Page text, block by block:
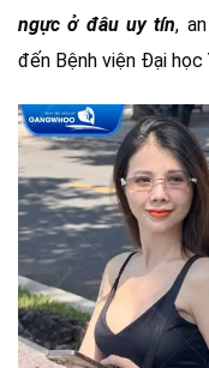
ngực ở đâu uy tín,
đến Bệnh viện Đại học